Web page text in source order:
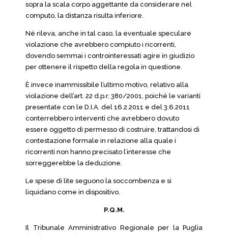
sopra la scala corpo aggettante da considerare nel
computo, la distanza risulta inferiore.
Né rileva, anche in tal caso, la eventuale speculare
violazione che avrebbero compiuto i ricorrenti,
dovendo semmai i controinteressati agire in giudizio
per ottenere il rispetto della regola in questione.
È invece inammissibile l’ultimo motivo, relativo alla
violazione dell’art. 22 d.p.r. 380/2001, poiché le varianti
presentate con le D.I.A. del 16.2.2011 e del 3.6.2011
conterrebbero interventi che avrebbero dovuto
essere oggetto di permesso di costruire, trattandosi di
contestazione formale in relazione alla quale i
ricorrenti non hanno precisato l’interesse che
sorreggerebbe la deduzione.
Le spese di lite seguono la soccombenza e si
liquidano come in dispositivo.
P.Q.M.
Il Tribunale Amministrativo Regionale per la Puglia